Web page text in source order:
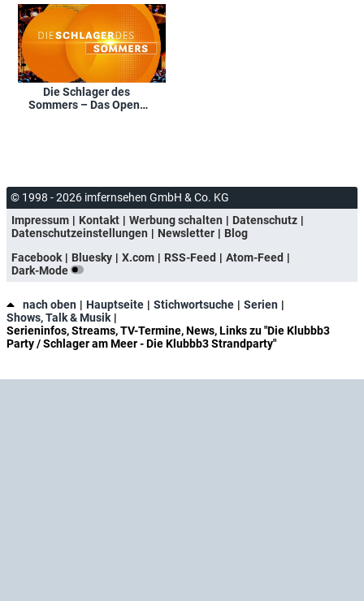
Die Schlager des
Sommers – Das Open-
© 1998 - 2026 imfernsehen GmbH & Co. KG
Impressum
Kontakt Werbung schalten
Datenschutz
Datenschutzeinstellungen
Newsletter
Blog
Facebook
Bluesky X.com RSS-Feed
Atom-Feed
Dark-Mode
nach oben Hauptseite Stichwortsuche
Serien
Shows, Talk & Musik
Serieninfos, Streams, TV-Termine, News, Links zu "Die Klubbb3
Party / Schlager am Meer - Die Klubbb3 Strandparty"